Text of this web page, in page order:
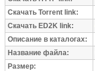
Скачать Torrent link:
Скачать ED2K link:
Описание в каталогах:
Название файла:
Размер: